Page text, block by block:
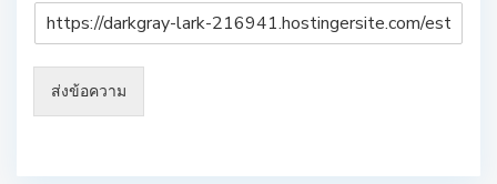
ส่งข้อความ